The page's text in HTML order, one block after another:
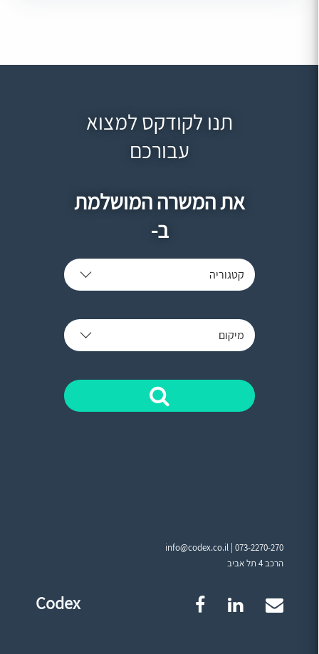
תנו לקודקס למצוא
עבורכם
את המשרה המושלמת
ב-
קטגוריה
מיקום
info@codex.co.il |073-2270-270
הרכב 4 תל אביב
Codex